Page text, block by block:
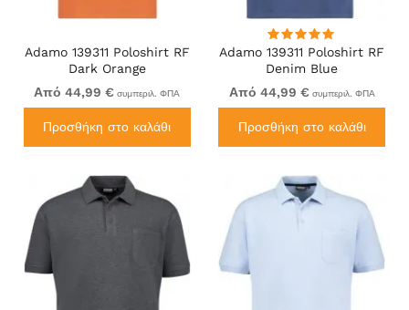
Adamo 139311 Poloshirt RF
Dark Orange
Από 44,99 € συμπεριλ. ΦΠΑ
Προσθήκη στο καλάθι
Adamo 139311 Poloshirt RF
Denim Blue
Από 44,99 € συμπεριλ. ΦΠΑ
Προσθήκη στο καλάθι